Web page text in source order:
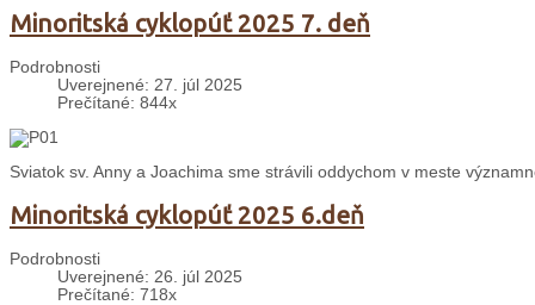
Minoritská cyklopúť 2025 7. deň
Podrobnosti
Uverejnené: 27. júl 2025
Prečítané: 844x
Sviatok sv. Anny a Joachima sme strávili oddychom v meste
Minoritská cyklopúť 2025 6.deň
Podrobnosti
Uverejnené: 26. júl 2025
Prečítané: 718x